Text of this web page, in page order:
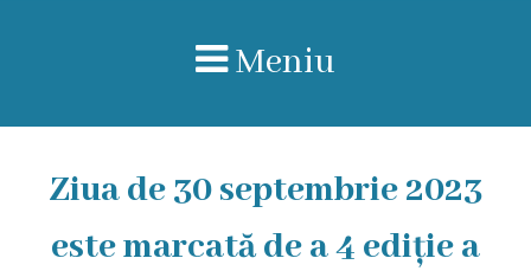
în
Rezina
Meniu
Ziua de 30 septembrie 2023
este marcată de a 4 ediție a